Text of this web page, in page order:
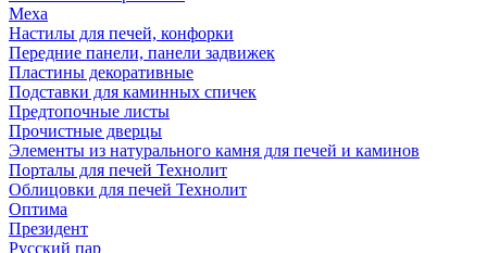
Меха
Настилы для печей, конфорки
Передние панели, панели задвижек
Пластины декоративные
Подставки для каминных спичек
Предтопочные листы
Прочистные дверцы
Элементы из натурального камня для печей и каминов
Порталы для печей Технолит
Облицовки для печей Технолит
Оптима
Президент
Русский пар